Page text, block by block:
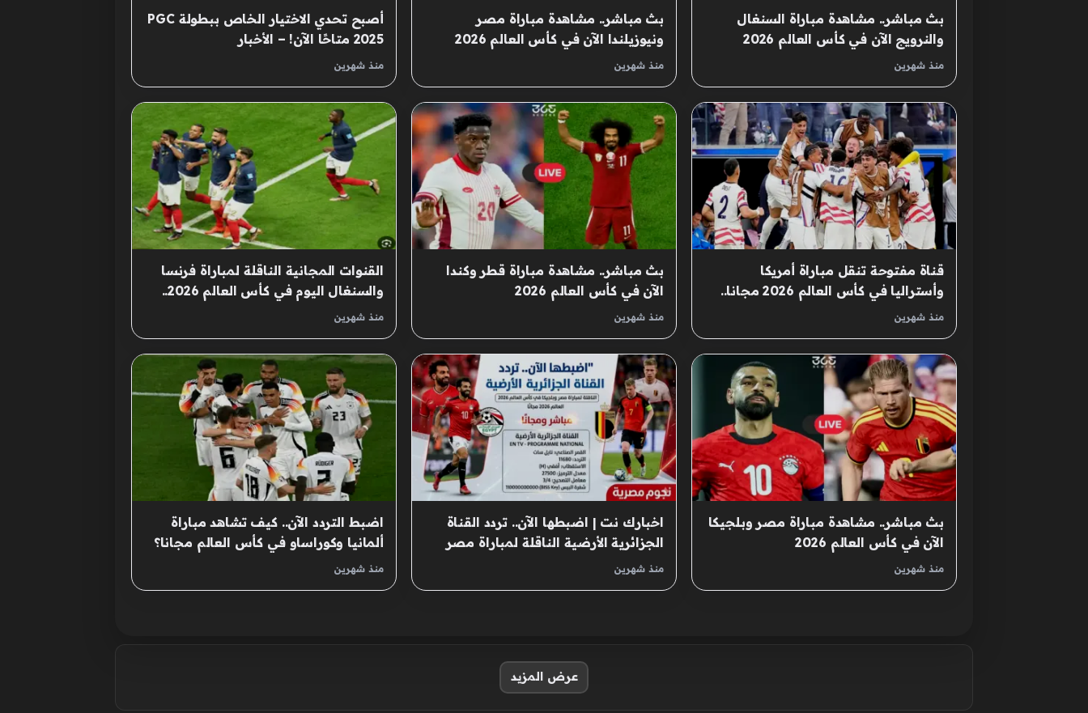
بث مباشر.. مشاهدة مباراة السنغال
والنرويج الآن في كأس العالم 2026
منذ شهرين
بث مباشر.. مشاهدة مباراة مصر
ونيوزيلندا الآن في كأس العالم 2026
منذ شهرين
أصبح تحدي الاختيار الخاص ببطولة PGC
2025 متاحًا الآن! – الأخبار
منذ شهرين
قناة مفتوحة تنقل مباراة أمريكا
وأستراليا في كأس العالم 2026 مجانا..
اضبط التردد الآن
منذ شهرين
بث مباشر.. مشاهدة مباراة قطر وكندا
الآن في كأس العالم 2026
منذ شهرين
القنوات المجانية الناقلة لمباراة فرنسا
والسنغال اليوم في كأس العالم 2026..
شاهد الآن
منذ شهرين
بث مباشر.. مشاهدة مباراة مصر وبلجيكا
الآن في كأس العالم 2026
منذ شهرين
اخبارك نت | اضبطها الآن.. تردد القناة
الجزائرية الأرضية الناقلة لمباراة مصر
وبلجيكا في كأس العالم 2026 مجانًا
منذ شهرين
اضبط التردد الآن.. كيف تشاهد مباراة
ألمانيا وكوراساو في كأس العالم مجانا؟
منذ شهرين
عرض المزيد